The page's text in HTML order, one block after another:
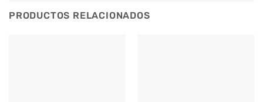
PRODUCTOS RELACIONADOS